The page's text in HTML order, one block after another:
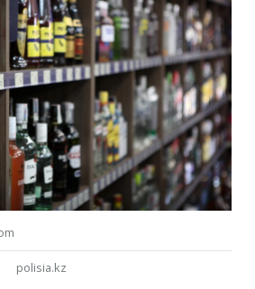
polisia.kz